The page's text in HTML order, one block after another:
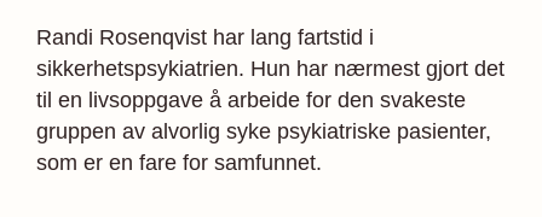
Randi Rosenqvist har lang fartstid i
sikkerhetspsykiatrien. Hun har nærmest gjort det
til en livsoppgave å arbeide for den svakeste
gruppen av alvorlig syke psykiatriske pasienter,
som er en fare for samfunnet.